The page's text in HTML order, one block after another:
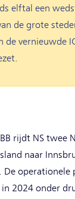
elftal een
de grote
de vernieuwde
rijdt NS twee
naar
De operationele
2024 onder